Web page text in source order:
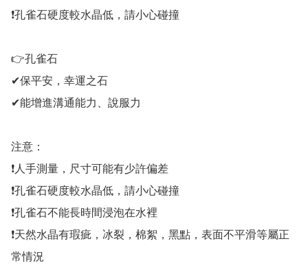
❗孔雀石硬度較水晶低，請小心碰撞
👉孔雀石
✔保平安，幸運之石
✔能增進溝通能力、說服力
注意：
❗人手測量，尺寸可能有少許偏差
❗孔雀石硬度較水晶低，請小心碰撞
❗孔雀石不能長時間浸泡在水裡
❗天然水晶有瑕疵，冰裂，棉絮，黑點，表面不平滑等屬正
常情況